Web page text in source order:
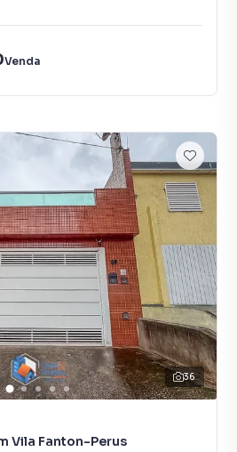
Venda
36
Vila Fanton-Perus